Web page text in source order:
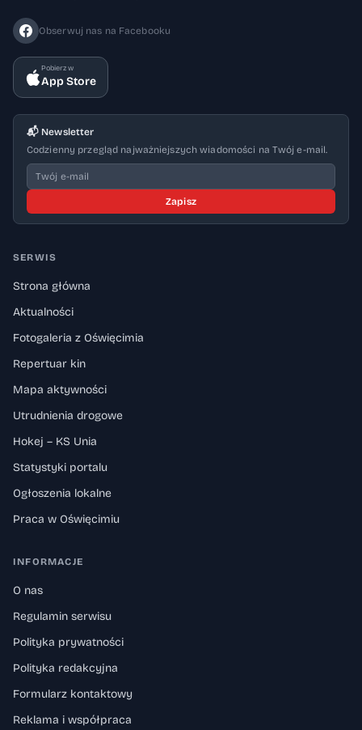
Obserwuj nas na Facebooku
Pobierz w
App Store
📬 Newsletter
Codzienny przegląd najważniejszych wiadomości na Twój e-mail.
Zapisz
SERWIS
Strona główna
Aktualności
Fotogaleria z Oświęcimia
Repertuar kin
Mapa aktywności
Utrudnienia drogowe
Hokej – KS Unia
Statystyki portalu
Ogłoszenia lokalne
Praca w Oświęcimiu
INFORMACJE
O nas
Regulamin serwisu
Polityka prywatności
Polityka redakcyjna
Formularz kontaktowy
Reklama i współpraca